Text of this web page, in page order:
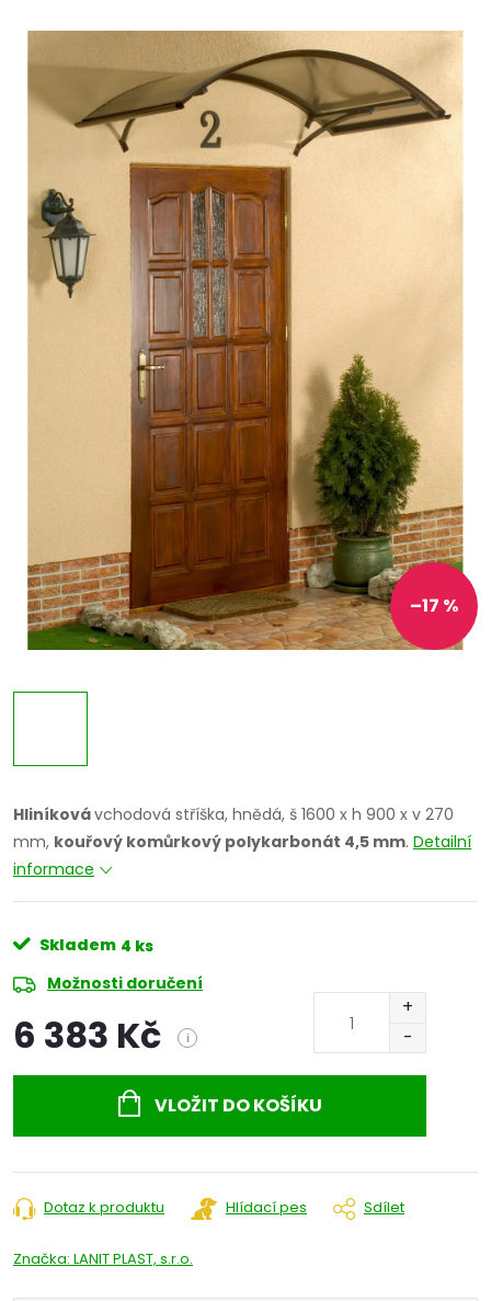
–17 %
Hliníkovávchodová stříška, hnědá, š 1600 x h 900 x v 270
mm, kouřový komůrkový polykarbonát 4,5 mm. Detailní
informace
Skladem 4 ks
Možnosti doručení
6 383 Kč i
VLOŽIT DO KOŠÍKU
Dotaz k produktu Hlídací pes Sdílet
Značka: LANIT PLAST, s.r.o.